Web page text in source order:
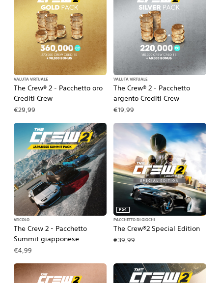
The Crew® 2 - Pacchetto oro
Crediti Crew
VALUTA VIRTUALE
€29,99
The Crew® 2 - Pacchetto
argento Crediti Crew
VALUTA VIRTUALE
€19,99
The Crew 2 - Pacchetto
Summit giapponese
VEICOLO
€4,99
The Crew®2 Special Edition
PS4
PACCHETTO DI GIOCHI
€39,99